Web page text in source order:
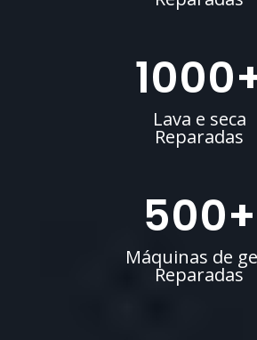
1000
Lava e seca
Reparadas
500+
Máquinas de
Reparadas